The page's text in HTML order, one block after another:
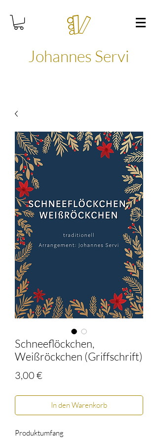
Johannes Servi
Schneeflöckchen,
Weißröckchen (Griffschrift)
3,00 €
In den Warenkorb
Produktumfang